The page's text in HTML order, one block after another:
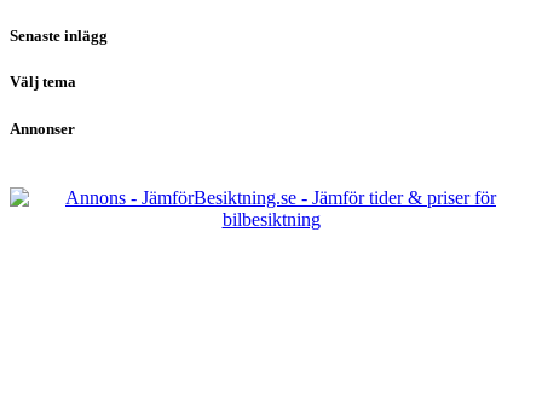
Senaste inlägg
Välj tema
Annonser